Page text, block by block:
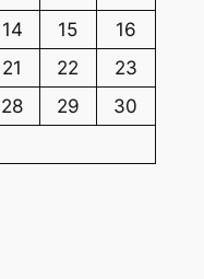
14 15
16
21 22
23
28 29
30